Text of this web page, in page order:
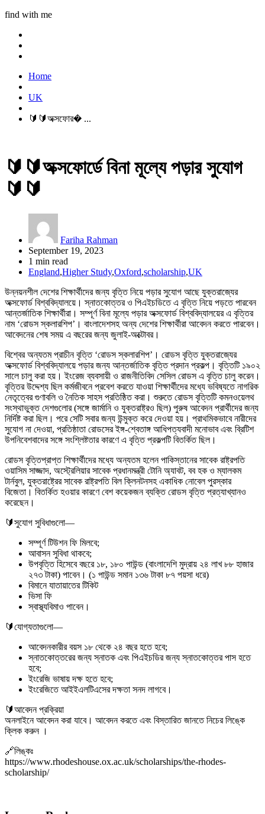
find with me
Home
UK
🔰🔰অক্সফোর� ...
🔰🔰অক্সফোর্ডে বিনা মূল্যে পড়ার সুযোগ
🔰🔰
Fariha Rahman
September 19, 2023
1 min read
England,Higher Study,Oxford,scholarship,UK
উন্নয়নশীল দেশের শিক্ষার্থীদের জন্য বৃত্তি নিয়ে পড়ার সুযোগ আছে যুক্তরাজ্যের
অক্সফোর্ড বিশ্ববিদ্যালয়ে। স্নাতকোত্তর ও পিএইচডিতে এ বৃত্তি নিয়ে পড়তে পারবেন
আন্তর্জাতিক শিক্ষার্থীরা। সম্পূর্ণ বিনা মূল্যে পড়ার অক্সফোর্ড বিশ্ববিদ্যালয়ের এ বৃত্তির
নাম ‘রোডস স্কলারশিপ’। বাংলাদেশসহ অন্য দেশের শিক্ষার্থীরা আবেদন করতে পারবেন।
আবেদনের শেষ সময় এ বছরের জন্য জুলাই-অক্টোবর।
বিশ্বের অন্যতম প্রাচীন বৃত্তি ‘রোডস স্কলারশিপ’। রোডস বৃত্তি যুক্তরাজ্যের
অক্সফোর্ড বিশ্ববিদ্যালয়ে পড়ার জন্য আন্তর্জাতিক বৃত্তি প্রদান প্রকল্প। বৃত্তিটি ১৯০২
সালে চালু করা হয়। ইংরেজ ব্যবসায়ী ও রাজনীতিবিদ সেসিল রোডস এ বৃত্তি চালু করেন।
বৃত্তির উদ্দেশ্য ছিল কর্মজীবনে প্রবেশ করতে যাওয়া শিক্ষার্থীদের মধ্যে ভবিষ্যতে নাগরিক
নেতৃত্বের গুণাবলি ও নৈতিক সাহস প্রতিষ্ঠিত করা। শুরুতে রোডস বৃত্তিটি কমনওয়েলথ
সংস্থাভুক্ত দেশগুলোর (সঙ্গে জার্মানি ও যুক্তরাষ্ট্রও ছিল) পুরুষ আবেদন প্রার্থীদের জন্য
নির্দিষ্ট করা ছিল। পরে সেটি সবার জন্য উন্মুক্ত করে দেওয়া হয়। প্রাথমিকভাবে নারীদের
সুযোগ না দেওয়া, প্রতিষ্ঠাতা রোডসের ইঙ্গ-শ্বেতাঙ্গ আধিপত্যবাদী মনোভাব এবং ব্রিটিশ
উপনিবেশবাদের সঙ্গে সংশ্লিষ্টতার কারণে এ বৃত্তি প্রকল্পটি বিতর্কিত ছিল।
রোডস বৃত্তিপ্রাপ্ত শিক্ষার্থীদের মধ্যে অন্যতম হলেন পাকিস্তানের সাবেক রাষ্ট্রপতি
ওয়াসিম সাজ্জাদ, অস্ট্রেলিয়ার সাবেক প্রধানমন্ত্রী টোনি অ্যাবট, বব হক ও ম্যালকম
টার্নবুল, যুক্তরাষ্ট্রের সাবেক রাষ্ট্রপতি বিল ক্লিনটনসহ একাধিক নোবেল পুরস্কার
বিজেতা। বিতর্কিত হওয়ার কারণে বেশ কয়েকজন ব্যক্তি রোডস বৃত্তি প্রত্যাখ্যানও
করেছেন।
🔰সুযোগ সুবিধাগুলো—
সম্পূর্ণ টিউশন ফি মিলবে;
আবাসন সুবিধা থাকবে;
উপবৃত্তি হিসেবে বছরে ১৮, ১৮০ পাউন্ড (বাংলাদেশি মুদ্রায় ২৪ লাখ ৮৮ হাজার
২৭৩ টাকা) পাবেন। (১ পাউন্ড সমান ১৩৬ টাকা ৮৭ পয়সা ধরে)
বিমানে যাতায়াতের টিকিট
ভিসা ফি
স্বাস্থ্যবিমাও পাবেন।
🔰যোগ্যতাগুলো—
আবেদনকারীর বয়স ১৮ থেকে ২৪ বছর হতে হবে;
স্নাতকোত্তরের জন্য স্নাতক এবং পিএইচডির জন্য স্নাতকোত্তর পাস হতে
হবে;
ইংরেজি ভাষায় দক্ষ হতে হবে;
ইংরেজিতে আইইএলটিএসের দক্ষতা সনদ লাগবে।
🔰আবেদন প্রক্রিয়া
অনলাইনে আবেদন করা যাবে। আবেদন করতে এবং বিস্তারিত জানতে নিচের লিঙ্কে
ক্লিক করুন ।
🔗লিঙ্কঃ
https://www.rhodeshouse.ox.ac.uk/scholarships/the-rhodes-
scholarship/